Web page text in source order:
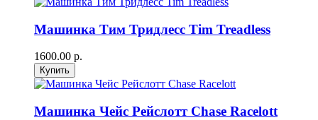
Машинка Тим Тридлесс Tim Treadless
1600.00 р.
Машинка Чейс Рейслотт Chase Racelott